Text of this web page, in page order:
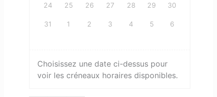
24 25 26 27 28 29 30
31 1 2 3 4 5 6
Choisissez une date ci-dessus pour
voir les créneaux horaires disponibles.